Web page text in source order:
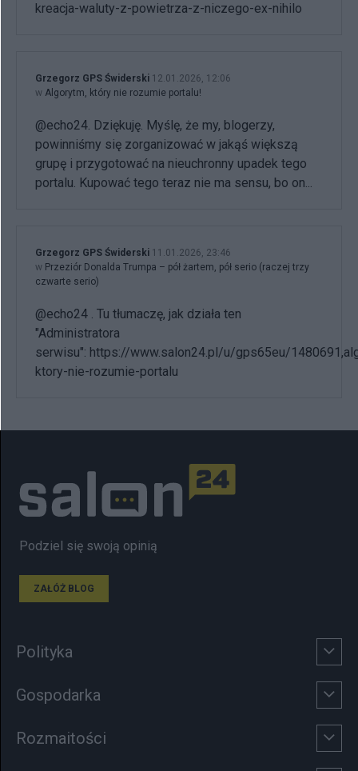
kreacja-waluty-z-powietrza-z-niczego-ex-nihilo
Grzegorz GPS Świderski 12.01.2026, 12:06
w Algorytm, który nie rozumie portalu!
@echo24. Dziękuję. Myślę, że my, blogerzy,
powinniśmy się zorganizować w jakąś większą
grupę i przygotować na nieuchronny upadek tego
portalu. Kupować tego teraz nie ma sensu, bo on...
Grzegorz GPS Świderski 11.01.2026, 23:46
w Przeziór Donalda Trumpa – pół żartem, pół serio (raczej trzy
czwarte serio)
@echo24 . Tu tłumaczę, jak działa ten
"Administratora
serwisu": https://www.salon24.pl/u/gps65eu/
ktory-nie-rozumie-portalu
Podziel się swoją opinią
ZAŁÓŻ BLOG
Polityka
Gospodarka
Rozmaitości